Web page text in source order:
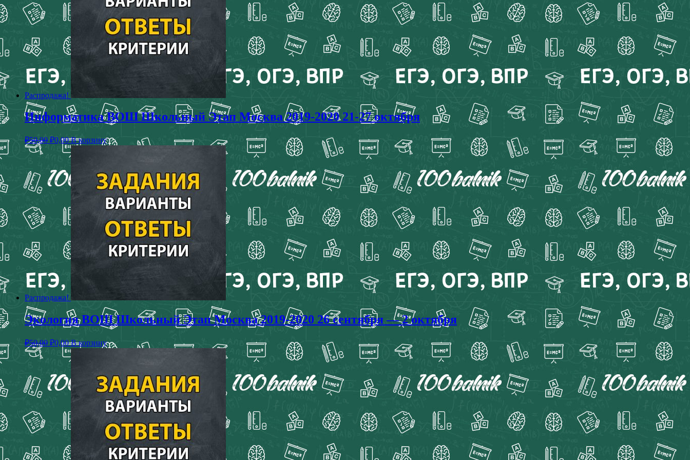
Распродажа!
Информатика ВОШ Школьный Этап Москва 2019-2020 21-27 октября
₽50,00 ₽0,00 В корзину
Распродажа!
Экология ВОШ Школьный Этап Москва 2019-2020 26 сентября — 2 октября
₽50,00 ₽0,00 В корзину